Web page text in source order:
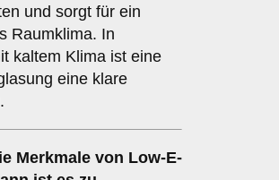
und sorgt für ein
Raumklima. In
kaltem Klima ist eine
eine klare
Merkmale von Low-E-